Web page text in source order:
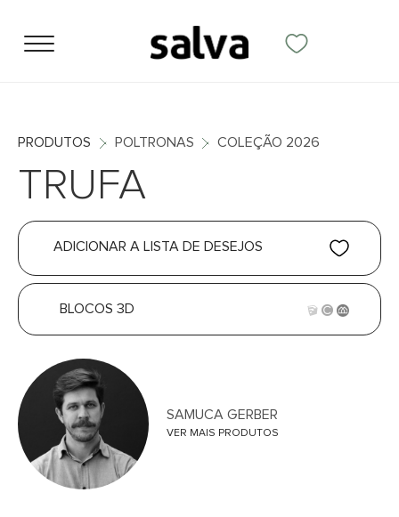
PRODUTOS POLTRONAS COLEÇÃO 2026
TRUFA
ADICIONAR A LISTA DE DESEJOS
BLOCOS 3D
SAMUCA GERBER
VER MAIS PRODUTOS